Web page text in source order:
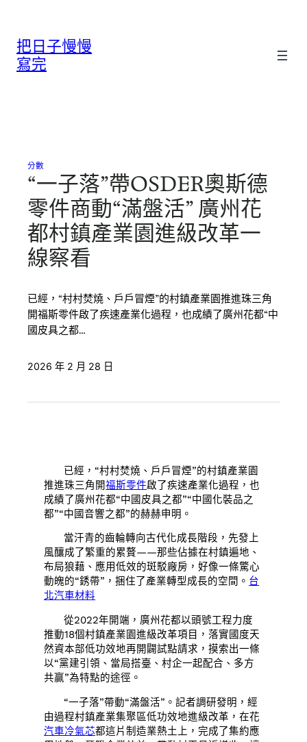
把日子慢慢
寫完
分數
“一子落”帶OSDER奧斯德
零件商動“滿盤活” 廣州花
都村鎮產業園進級改革一
線察看
已經，“村村焚燒、戶戶冒煙”的村鎮產業園推進珠三角
開福斯零件啟了疾速產業化過程，也成績了廣州花都“中
國皮具之都…
2026 年 2 月 28 日
已經，“村村焚燒、戶戶冒煙”的村鎮產業園
推進珠三角開福斯零件啟了疾速產業化過程，也
成績了廣州花都“中國皮具之都”“中國化裝品之
都”“中國音響之都”的赫赫申明。
當汗青的齒輪轉向古代化成長階段，先發上
風釀成了繁重的累贅——那些佔據在村鎮遍地、
布局狼藉、應用低效的斑駁廠房，好像一條驚心
動魄的“銹帶”，捆住了產業轉型成長的空間。 台
北汽車材料
從2022年開端，廣州花都以頭號工程力度
推動18個村鎮產業園進級改革項目，落實國度天
然資本部低功效地再開闢試點請求，摸索出一條
以“黨建引領、當局搭臺、村企一起配合、多方
共贏”為特點的途徑。
“一子落”帶動“滿盤活”。記者調研發明，經
由過程村鎮產業集聚區低功效地進級改革，在花
汽車冷氣芯都這片制造業熱土上，完成了集約應